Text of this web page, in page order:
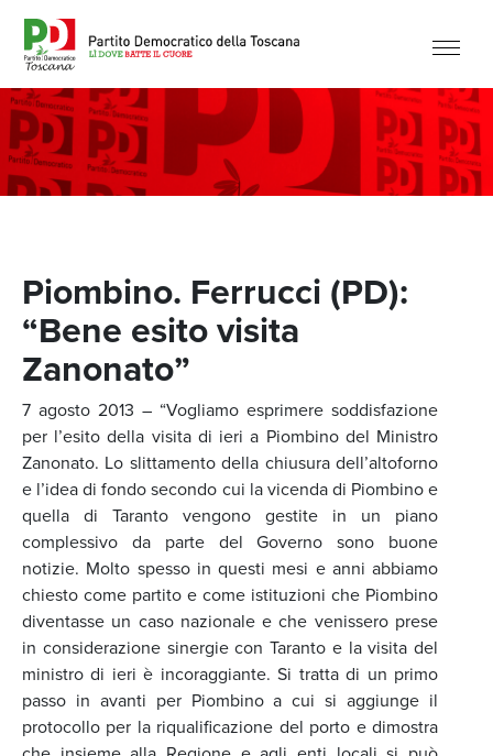
Piombino. Ferrucci (PD):
“Bene esito visita
Zanonato”
7 agosto 2013 – “Vogliamo esprimere soddisfazione
per l’esito della visita di ieri a Piombino del Ministro
Zanonato. Lo slittamento della chiusura dell’altoforno
e l’idea di fondo secondo cui la vicenda di Piombino e
quella di Taranto vengono gestite in un piano
complessivo da parte del Governo sono buone
notizie. Molto spesso in questi mesi e anni abbiamo
chiesto come partito e come istituzioni che Piombino
diventasse un caso nazionale e che venissero prese
in considerazione sinergie con Taranto e la visita del
ministro di ieri è incoraggiante. Si tratta di un primo
passo in avanti per Piombino a cui si aggiunge il
protocollo per la riqualificazione del porto e dimostra